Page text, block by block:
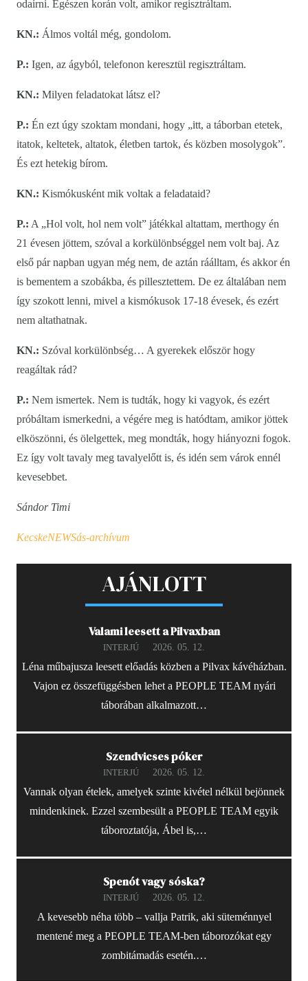
odaírni. Egészen korán volt, amikor regisztráltam.
KN.: Álmos voltál még, gondolom.
P.: Igen, az ágyból, telefonon keresztül regisztráltam.
KN.: Milyen feladatokat látsz el?
P.: Én ezt úgy szoktam mondani, hogy „itt, a táborban etetek,
itatok, keltetek, altatok, életben tartok, és közben mosolygok”.
És ezt hetekig bírom.
KN.: Kismókusként mik voltak a feladataid?
P.: A „Hol volt, hol nem volt” játékkal altattam, merthogy én
21 évesen jöttem, szóval a korkülönbséggel nem volt baj. Az
első pár napban ugyan még nem, de aztán ráálltam, és akkor én
is bementem a szobákba, és pillesztettem. De ez általában nem
így szokott lenni, mivel a kismókusok 17-18 évesek, és ezért
nem altathatnak.
KN.: Szóval korkülönbség… A gyerekek először hogy
reagáltak rád?
P.: Nem ismertek. Nem is tudták, hogy ki vagyok, és ezért
próbáltam ismerkedni, a végére meg is hatódtam, amikor jöttek
elköszönni, és ölelgettek, meg mondták, hogy hiányozni fogok.
Ez így volt tavaly meg tavalyelőtt is, és idén sem várok ennél
kevesebbet.
Sándor Timi
KecskeNEWSás-archívum
AJÁNLOTT
Valami leesett a Pilvaxban
INTERJÚ 2026. 05. 12.
Léna műbajusza leesett előadás közben a Pilvax kávéházban.
Vajon ez összefüggésben lehet a PEOPLE TEAM nyári
táborában alkalmazott…
Szendvicses póker
INTERJÚ 2026. 05. 12.
Vannak olyan ételek, amelyek szinte kivétel nélkül bejönnek
mindenkinek. Ezzel szembesült a PEOPLE TEAM egyik
táboroztatója, Ábel is,…
Spenót vagy sóska?
INTERJÚ 2026. 05. 12.
A kevesebb néha több – vallja Patrik, aki süteménnyel
mentené meg a PEOPLE TEAM-ben táborozókat egy
zombitámadás esetén.…